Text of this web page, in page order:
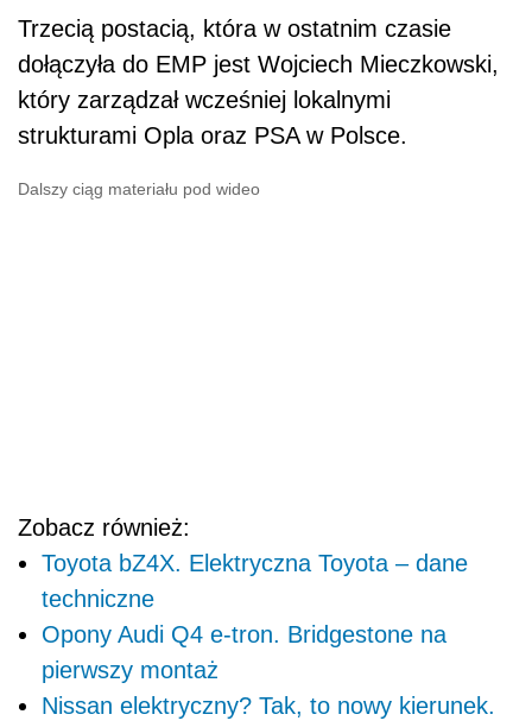
Trzecią postacią, która w ostatnim czasie
dołączyła do EMP jest Wojciech Mieczkowski,
który zarządzał wcześniej lokalnymi
strukturami Opla oraz PSA w Polsce.
Dalszy ciąg materiału pod wideo
Zobacz również:
Toyota bZ4X. Elektryczna Toyota – dane
techniczne
Opony Audi Q4 e-tron. Bridgestone na
pierwszy montaż
Nissan elektryczny? Tak, to nowy kierunek.